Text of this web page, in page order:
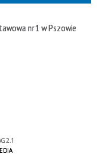
nr 1 w Pszowie
2.1